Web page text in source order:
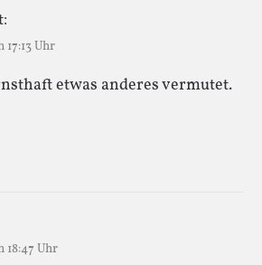
Uhr
etwas anderes vermutet.
18:47 Uhr